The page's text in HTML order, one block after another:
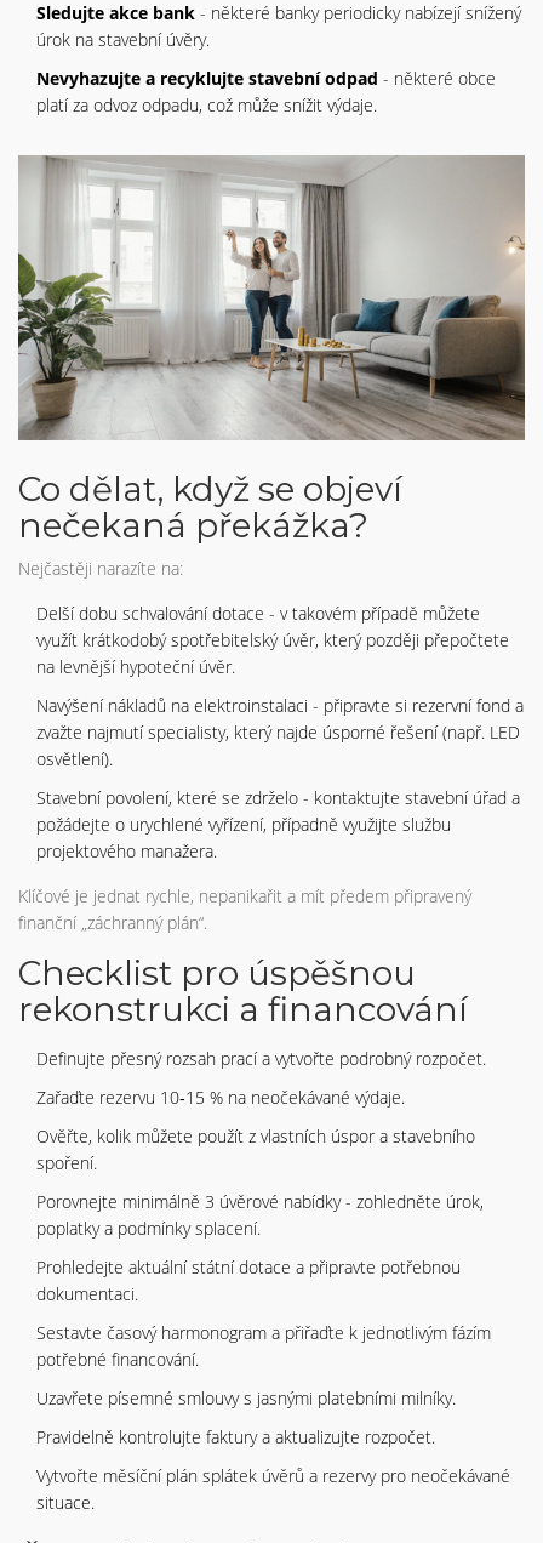
Sledujte akce bank - některé banky periodicky nabízejí snížený
úrok na stavební úvěry.
Nevyhazujte a recyklujte stavební odpad - některé obce
platí za odvoz odpadu, což může snížit výdaje.
Co dělat, když se objeví
nečekaná překážka?
Nejčastěji narazíte na:
Delší dobu schvalování dotace - v takovém případě můžete
využít krátkodobý spotřebitelský úvěr, který později přepočtete
na levnější hypoteční úvěr.
Navýšení nákladů na elektroinstalaci - připravte si rezervní fond a
zvažte najmutí specialisty, který najde úsporné řešení (např. LED
osvětlení).
Stavební povolení, které se zdrželo - kontaktujte stavební úřad a
požádejte o urychlené vyřízení, případně využijte službu
projektového manažera.
Klíčové je jednat rychle, nepanikařit a mít předem připravený
finanční „záchranný plán“.
Checklist pro úspěšnou
rekonstrukci a financování
Definujte přesný rozsah prací a vytvořte podrobný rozpočet.
Zařaďte rezervu 10‑15 % na neočekávané výdaje.
Ověřte, kolik můžete použít z vlastních úspor a stavebního
spoření.
Porovnejte minimálně 3 úvěrové nabídky - zohledněte úrok,
poplatky a podmínky splacení.
Prohledejte aktuální státní dotace a připravte potřebnou
dokumentaci.
Sestavte časový harmonogram a přiřaďte k jednotlivým fázím
potřebné financování.
Uzavřete písemné smlouvy s jasnými platebními milníky.
Pravidelně kontrolujte faktury a aktualizujte rozpočet.
Vytvořte měsíční plán splátek úvěrů a rezervy pro neočekávané
situace.